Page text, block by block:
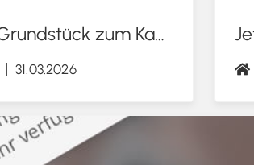
Jetzt neu: Grundstück zum Kauf in Prenzlau
31.03.2026